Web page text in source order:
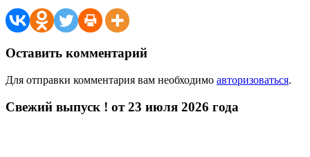
Оставить комментарий
Для отправки комментария вам необходимо авторизоваться.
Свежий выпуск ! от 23 июля 2026 года